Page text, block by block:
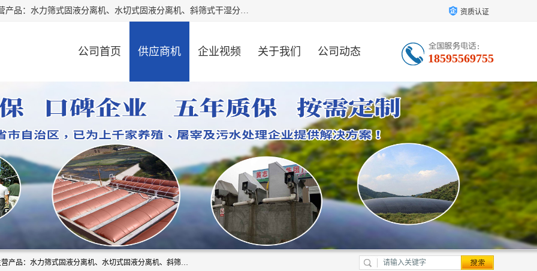
河南精拓环保设备有限公司（咨询电话：18595569755），主营产品：水力筛式固液分离机、水切式固液分离机、斜筛式干湿分离机、养猪场固液分离机、斜筛式固液分离机、屠宰场固液分离机、猪场干湿分离机等。公司从事固液分离设备及配套沼气池的研发、设计、销售与施工，并提供污水处理整体解决方案。 资质认证
公司首页 供应商机 企业视频 关于我们 公司动态 18595569755
河南精拓环保设备有限公司（咨询电话：18595569755），主营产品：水力筛式固液分离机、水切式固液分离机、斜筛式干湿分离机、养猪场固液分离机、斜筛式固液分离机、屠宰场固液分离机、猪场干湿分离机等。公司从事固液分离设备及配套沼气池的研发、设计、销售与施工，并提供污水处理整体解决方案。